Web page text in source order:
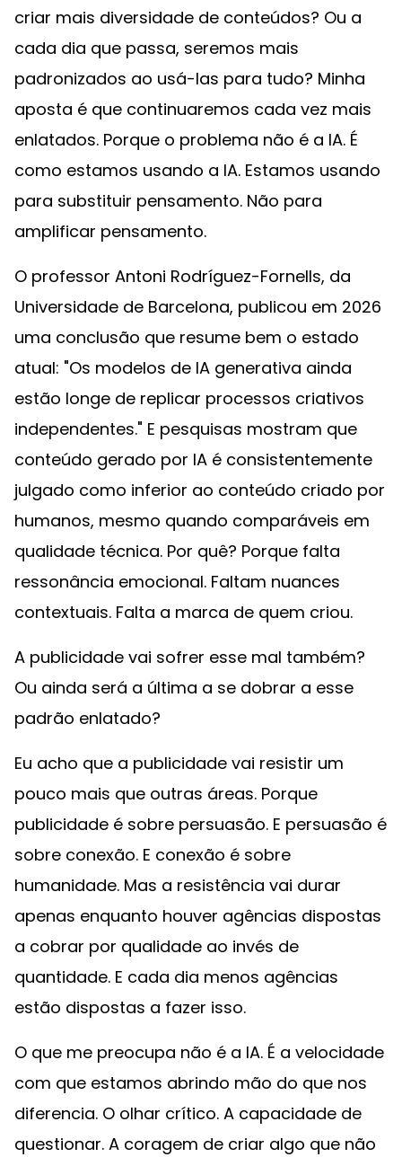
criar mais diversidade de conteúdos? Ou a
cada dia que passa, seremos mais
padronizados ao usá-las para tudo? Minha
aposta é que continuaremos cada vez mais
enlatados. Porque o problema não é a IA. É
como estamos usando a IA. Estamos usando
para substituir pensamento. Não para
amplificar pensamento.
O professor Antoni Rodríguez-Fornells, da
Universidade de Barcelona, publicou em 2026
uma conclusão que resume bem o estado
atual: "Os modelos de IA generativa ainda
estão longe de replicar processos criativos
independentes." E pesquisas mostram que
conteúdo gerado por IA é consistentemente
julgado como inferior ao conteúdo criado por
humanos, mesmo quando comparáveis em
qualidade técnica. Por quê? Porque falta
ressonância emocional. Faltam nuances
contextuais. Falta a marca de quem criou.
A publicidade vai sofrer esse mal também?
Ou ainda será a última a se dobrar a esse
padrão enlatado?
Eu acho que a publicidade vai resistir um
pouco mais que outras áreas. Porque
publicidade é sobre persuasão. E persuasão é
sobre conexão. E conexão é sobre
humanidade. Mas a resistência vai durar
apenas enquanto houver agências dispostas
a cobrar por qualidade ao invés de
quantidade. E cada dia menos agências
estão dispostas a fazer isso.
O que me preocupa não é a IA. É a velocidade
com que estamos abrindo mão do que nos
diferencia. O olhar crítico. A capacidade de
questionar. A coragem de criar algo que não